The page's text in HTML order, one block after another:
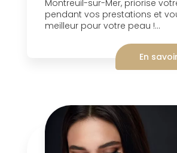
Montreuil-sur-Mer, priorise
pendant vos prestations et
meilleur pour votre peau !...
En